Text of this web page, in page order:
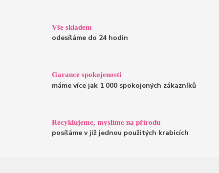
Vše skladem
odesíláme do 24 hodin
Garance spokojenosti
máme více jak 1 000 spokojených zákazníků
Recyklujeme, myslíme na přírodu
posíláme v již jednou použitých krabicích